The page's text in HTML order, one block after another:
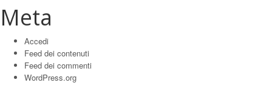
Meta
Accedi
Feed dei contenuti
Feed dei commenti
WordPress.org